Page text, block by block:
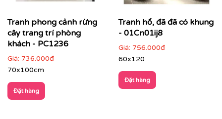
Tranh phong cảnh rừng
cây trang trí phòng
khách - PC1236
Giá: 736.000đ
70x100cm
Đặt hàng
Tranh hổ, đã đã có khung
- 01Cn01ij8
Giá: 756.000đ
60x120
Đặt hàng